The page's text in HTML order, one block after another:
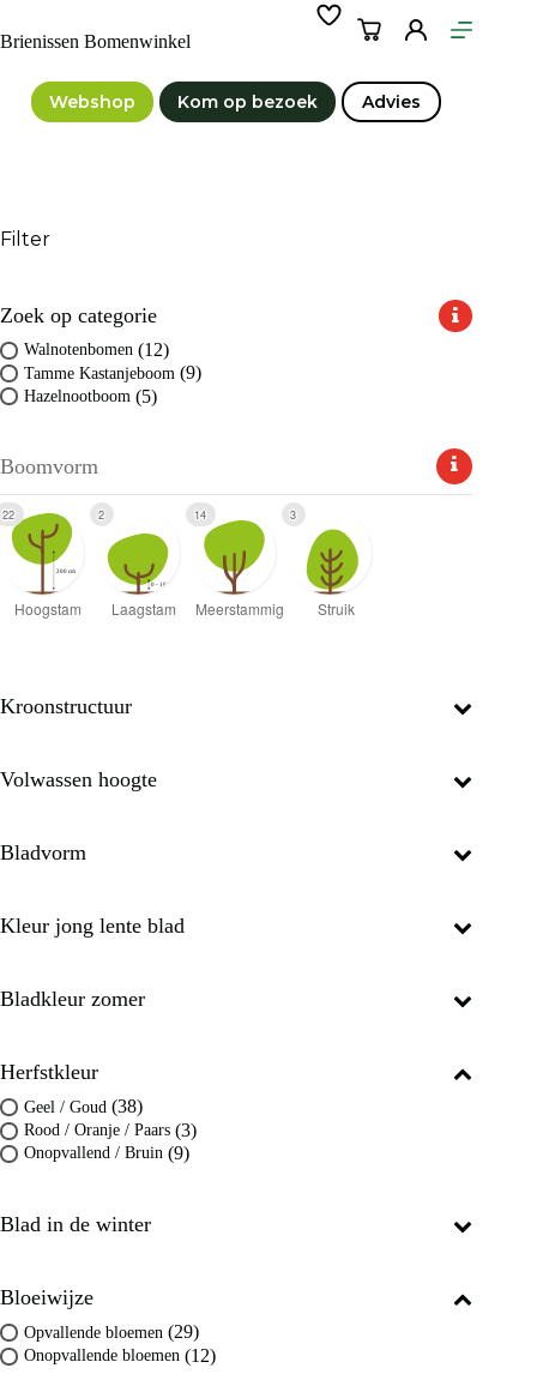
naar
de
Brienissen Bomenwinkel Winkelwagen
Webshop Kom op bezoek Advies
Filter
Zoek op categorie
Walnotenbomen (12)
Tamme Kastanjeboom (9)
Hazelnootboom (5)
Boomvorm
22 2 14 3
Kroonstructuur
Volwassen hoogte
Bladvorm
Kleur jong lente blad
Bladkleur zomer
Herfstkleur
Geel / Goud (38)
Rood / Oranje / Paars (3)
Onopvallend / Bruin (9)
Blad in de winter
Bloeiwijze
Opvallende bloemen (29)
Onopvallende bloemen (12)